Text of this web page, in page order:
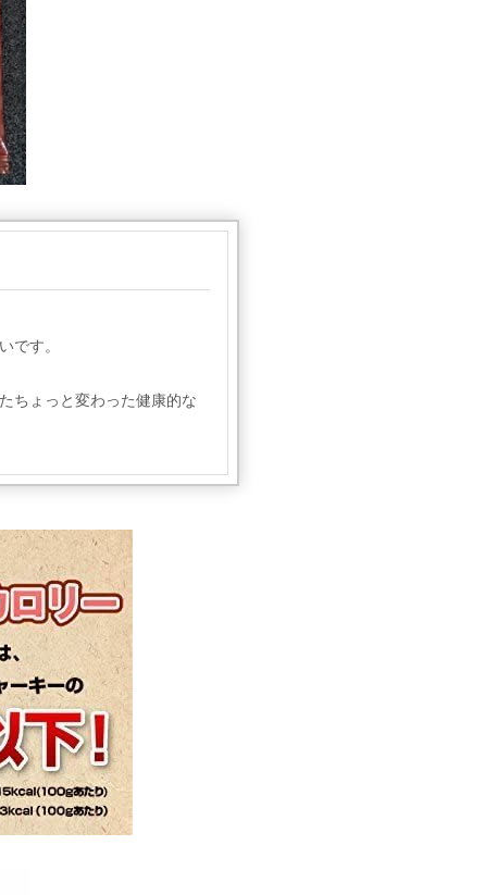
です。
ちょっと変わった健康的な